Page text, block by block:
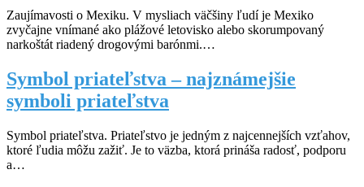
Zaujímavosti o Mexiku. V mysliach väčšiny ľudí je Mexiko
zvyčajne vnímané ako plážové letovisko alebo skorumpovaný
narkoštát riadený drogovými barónmi.…
Symbol priateľstva – najznámejšie
symboli priateľstva
Symbol priateľstva. Priateľstvo je jedným z najcennejších vzťahov,
ktoré ľudia môžu zažiť. Je to väzba, ktorá prináša radosť, podporu
a…